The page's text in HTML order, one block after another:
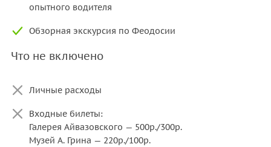
опытного водителя
Обзорная экскурсия по Феодосии
Что не включено
Личные расходы
Входные билеты:
Галерея Айвазовского — 500р./300р.
Музей А. Грина — 220р./100р.